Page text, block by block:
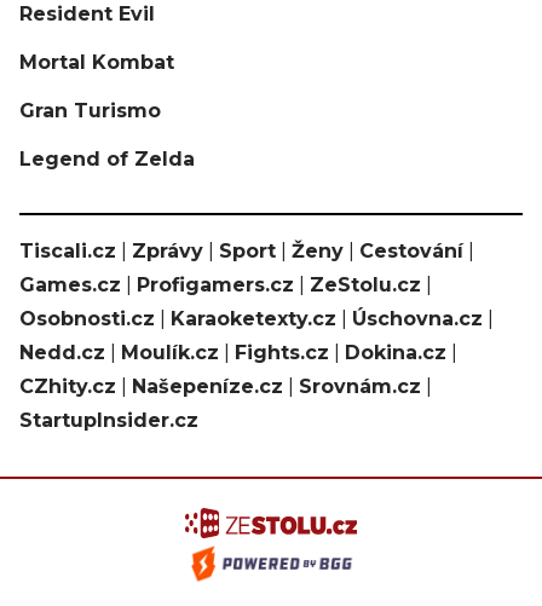
Resident Evil
Mortal Kombat
Gran Turismo
Legend of Zelda
Tiscali.cz Zprávy Sport Ženy Cestování|
Games.cz
Profigamers.cz ZeStolu.cz
Osobnosti.cz
Karaoketexty.cz Úschovna.cz
Nedd.cz
Moulík.cz Fights.cz Dokina.cz
CZhity.cz
Našepeníze.cz Srovnám.cz
StartupInsider.cz